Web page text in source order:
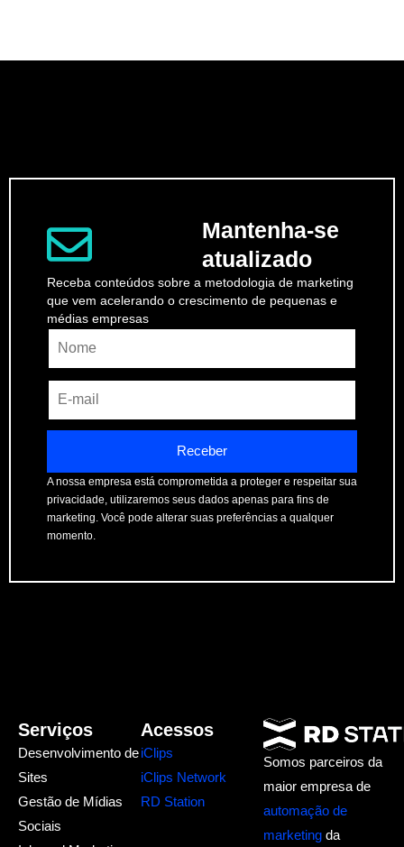
Mantenha-se
atualizado
Receba conteúdos sobre a metodologia de marketing
que vem acelerando o crescimento de pequenas e
médias empresas
Receber
A nossa empresa está comprometida a proteger e respeitar sua
privacidade, utilizaremos seus dados apenas para fins de
marketing. Você pode alterar suas preferências a qualquer
momento.
Serviços
Desenvolvimento de
Sites
Gestão de Mídias
Sociais
Acessos
iClips
iClips Network
RD Station
Somos parceiros da
maior empresa de
automação de
marketing da